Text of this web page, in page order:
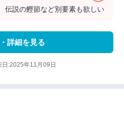
伝説の鰹節など別要素も欲しい
詳細を見る
日:2025年11月09日